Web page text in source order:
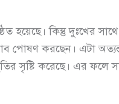
কিন্তু দুঃখের
করছেন। এটা অত্যন্ত
সৃষ্টি করেছে। এর ফলে